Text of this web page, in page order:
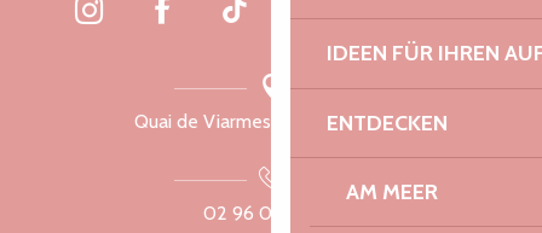
IDEEN FÜR IHREN
ENTDECKEN
AM MEER
Quai de Viarmes, 22300 Lannion
02 96 05 60 70